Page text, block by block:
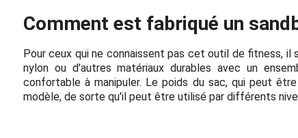
Comment est fabriqué un
Pour ceux qui ne connaissent pas cet outil de fitness,
nylon ou d'autres matériaux durables avec un
confortable à manipuler. Le poids du sac, qui peut
modèle, de sorte qu'il peut être utilisé par différents